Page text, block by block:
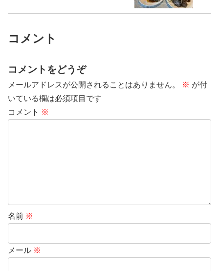
コメント
コメントをどうぞ
メールアドレスが公開されることはありません。 ※ が付
いている欄は必須項目です
コメント ※
名前 ※
メール ※